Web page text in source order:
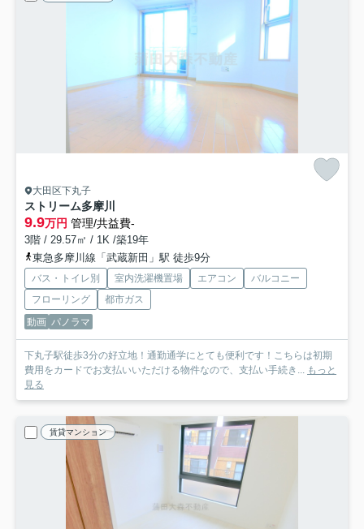
大田区下丸子
ストリーム多摩川
9.9万円 管理/共益費-
3階 / 29.57㎡ / 1K /築19年
東急多摩川線「武蔵新田」駅 徒歩9分
バス・トイレ別 室内洗濯機置場 エアコン
バルコニー
フローリング
都市ガス
動画 パノラマ
下丸子駅徒歩3分の好立地！通勤通学にとても便利です！こちらは初期
費用をカードでお支払いいただける物件なので、支払い手続き...
もっと
見る
賃貸マンション